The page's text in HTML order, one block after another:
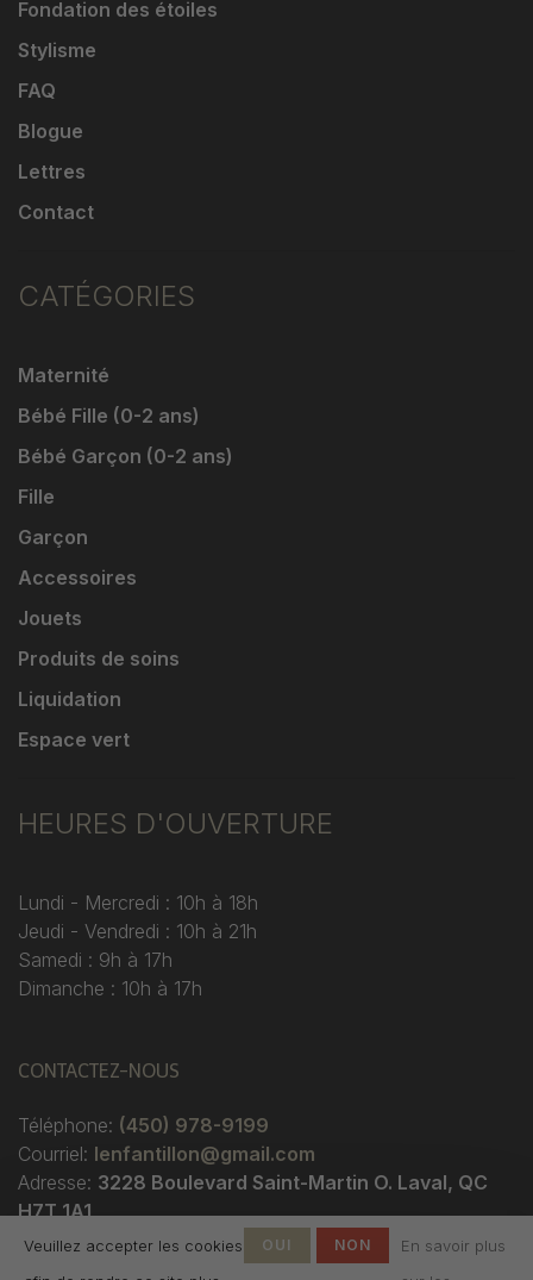
Fondation des étoiles
Stylisme
FAQ
Blogue
Lettres
Contact
CATÉGORIES
Maternité
Bébé Fille (0-2 ans)
Bébé Garçon (0-2 ans)
Fille
Garçon
Accessoires
Jouets
Produits de soins
Liquidation
Espace vert
HEURES D'OUVERTURE
Lundi - Mercredi : 10h à 18h
Jeudi - Vendredi : 10h à 21h
Samedi : 9h à 17h
Dimanche : 10h à 17h
CONTACTEZ-NOUS
Téléphone: (450) 978-9199
Courriel: lenfantillon@gmail.com
Adresse: 3228 Boulevard Saint-Martin O. Laval, QC
H7T 1A1
Veuillez accepter les cookies
OUI NON
En savoir plus